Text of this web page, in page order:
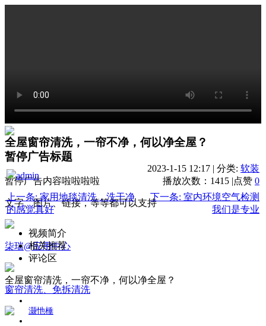
暂停广告标题
暂停广告内容啦啦啦啦
文字、图片、链接，等等都可以支持
柒瑞@应用中心
窗帘清洗、免拆清洗
全屋窗帘清洗，一帘不净，何以净全屋？
admin
2023-1-15 12:17 | 分类: 软装
播放次数：1415 |点赞 0
上一条: 家用地毯清洗，洗干净
的感觉真好
下一条: 室内环境空气检测
我们是专业
视频简介
相关推荐
评论区
全屋窗帘清洗，一帘不净，何以净全屋？
灏忚棰